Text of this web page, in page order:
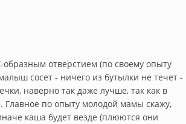
отверстием (по своему опыту
сосет - ничего из бутылки не течет -
наверно так даже лучше, так как в
Главное по опыту молодой мамы скажу,
каша будет везде (плюются они